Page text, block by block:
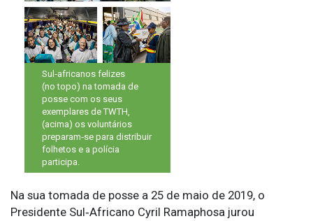
Sul‑africanos felizes
(no topo) na tomada de
posse com os seus
exemplares de TWTH,
(acima) os voluntários
preparam‑se para distribuir
folhetos e a polícia
participa.
Na sua tomada de posse a 25 de maio de 2019, o
Presidente Sul‑Africano Cyril Ramaphosa jurou